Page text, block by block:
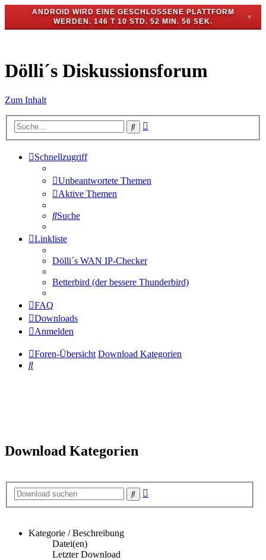
ANDROID WIRD EINE GESCHLOSSENE PLATTFORM
WERDEN. 146 T 10 STD. 52 MIN. 56 SEK.
✕
Dölli´s Diskussionsforum
Zum Inhalt
Suche
Schnellzugriff
Unbeantwortete Themen
Aktive Themen
Suche
Linkliste
Dölli´s WAN IP-Checker
Betterbird (der bessere Thunderbird)
FAQ
Downloads
Anmelden
Foren-Übersicht Download Kategorien
Suche
Download Kategorien
Suche
Kategorie / Beschreibung
Datei(en)
Letzter Download